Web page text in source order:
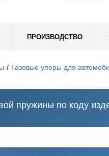
ПРОИЗВОДСТВО
Газовые упоры для
пружины по коду